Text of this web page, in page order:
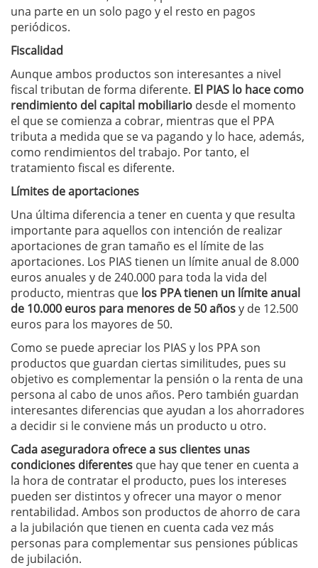
una parte en un solo pago y el resto en pagos
periódicos.
Fiscalidad
Aunque ambos productos son interesantes a nivel
fiscal tributan de forma diferente. El PIAS lo hace como
rendimiento del capital mobiliario desde el momento
el que se comienza a cobrar, mientras que el PPA
tributa a medida que se va pagando y lo hace, además,
como rendimientos del trabajo. Por tanto, el
tratamiento fiscal es diferente.
Límites de aportaciones
Una última diferencia a tener en cuenta y que resulta
importante para aquellos con intención de realizar
aportaciones de gran tamaño es el límite de las
aportaciones. Los PIAS tienen un límite anual de 8.000
euros anuales y de 240.000 para toda la vida del
producto, mientras que los PPA tienen un límite anual
de 10.000 euros para menores de 50 añosy de 12.500
euros para los mayores de 50.
Como se puede apreciar los PIAS y los PPA son
productos que guardan ciertas similitudes, pues su
objetivo es complementar la pensión o la renta de una
persona al cabo de unos años. Pero también guardan
interesantes diferencias que ayudan a los ahorradores
a decidir si le conviene más un producto u otro.
Cada aseguradora ofrece a sus clientes unas
condiciones diferentes que hay que tener en cuenta a
la hora de contratar el producto, pues los intereses
pueden ser distintos y ofrecer una mayor o menor
rentabilidad. Ambos son productos de ahorro de cara
a la jubilación que tienen en cuenta cada vez más
personas para complementar sus pensiones públicas
de jubilación.